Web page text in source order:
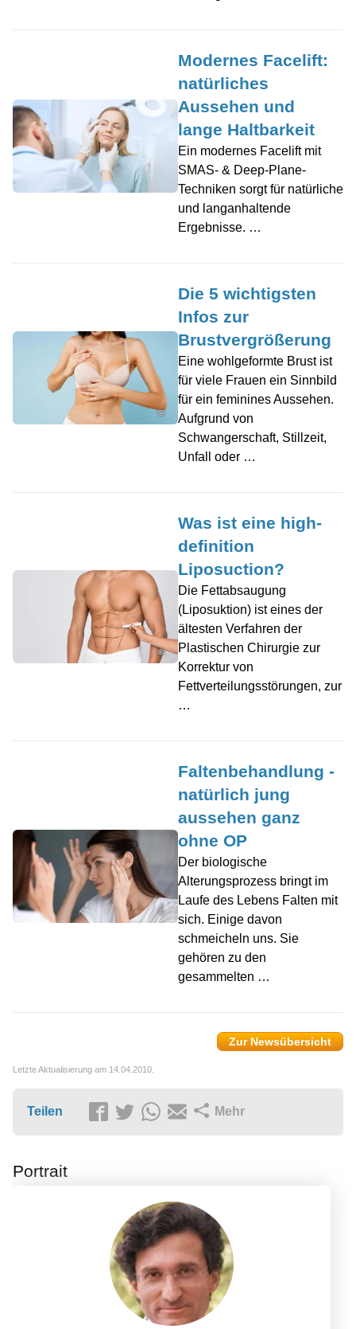
Modernes Facelift:
natürliches
Aussehen und
lange Haltbarkeit
Ein modernes Facelift mit
SMAS- & Deep-Plane-
Techniken sorgt für natürliche
und langanhaltende
Ergebnisse. …
©
Die 5 wichtigsten
Infos zur
Brustvergrößerung
Eine wohlgeformte Brust ist
für viele Frauen ein Sinnbild
für ein feminines Aussehen.
Aufgrund von
Schwangerschaft, Stillzeit,
Unfall oder …
©
Was ist eine high-
definition
Liposuction?
Die Fettabsaugung
(Liposuktion) ist eines der
ältesten Verfahren der
Plastischen Chirurgie zur
Korrektur von
Fettverteilungsstörungen, zur
…
©
Faltenbehandlung -
natürlich jung
aussehen ganz
ohne OP
Der biologische
Alterungsprozess bringt im
Laufe des Lebens Falten mit
sich. Einige davon
schmeicheln uns. Sie
gehören zu den
gesammelten …
Zur Newsübersicht
Letzte Aktualisierung am 14.04.2010.
Teilen Mehr
Portrait